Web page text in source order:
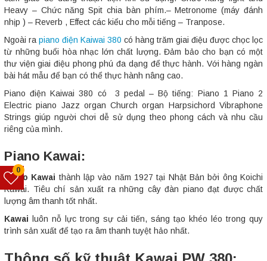
Heavy – Chức năng Spit chia bàn phím.– Metronome (máy đánh
nhịp ) – Reverb , Effect các kiểu cho mỗi tiếng – Tranpose.
Ngoài ra piano điện Kaiwai 380 có hàng trăm giai điệu được chọc lọc
từ những buổi hòa nhạc lớn chất lượng. Đảm bảo cho bạn có một
thư viện giai điệu phong phú đa dạng để thực hành. Với hàng ngàn
bài hát mẫu để bạn có thể thực hành nâng cao.
Piano điện Kaiwai 380 có 3 pedal – Bộ tiếng: Piano 1 Piano 2
Electric piano Jazz organ Church organ Harpsichord Vibraphone
Strings giúp người chơi dễ sử dụng theo phong cách và nhu cầu
riêng của mình.
Piano Kawai:
Piano Kawai thành lập vào năm 1927 tại Nhật Bản bởi ông Koichi
Kawai. Tiêu chí sản xuất ra những cây đàn piano đạt được chất
lượng âm thanh tốt nhất.
Kawai luôn nỗ lực trong sự cải tiến, sáng tạo khéo léo trong quy
trình sản xuất để tạo ra âm thanh tuyệt hảo nhất.
0